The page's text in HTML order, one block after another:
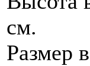
см.
Размер